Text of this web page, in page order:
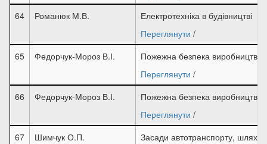
64
Романюк М.В.
Електротехніка в будівництві
Переглянути /
65
Федорчук-Мороз В.І.
Пожежна безпека виробництва
Переглянути /
66
Федорчук-Мороз В.І.
Пожежна безпека виробництва
Переглянути /
67
Шимчук О.П.
Засади автотранспорту, шляхи